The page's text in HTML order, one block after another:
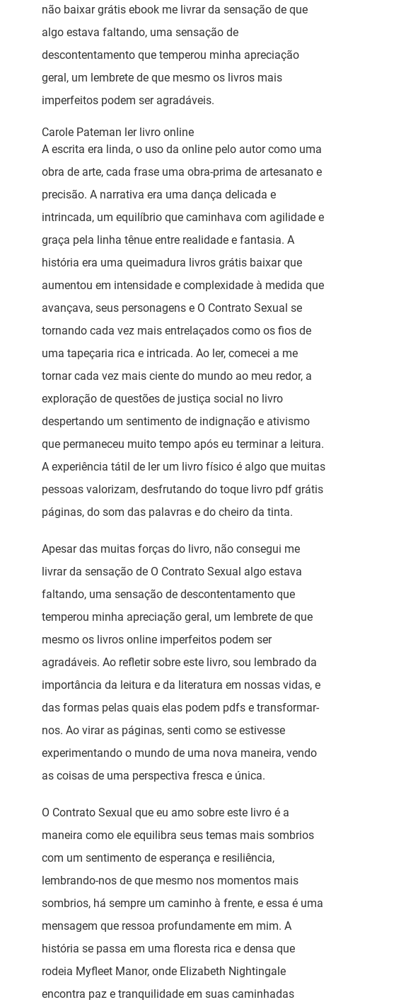
não baixar grátis ebook me livrar da sensação de que
algo estava faltando, uma sensação de
descontentamento que temperou minha apreciação
geral, um lembrete de que mesmo os livros mais
imperfeitos podem ser agradáveis.
Carole Pateman ler livro online
A escrita era linda, o uso da online pelo autor como uma
obra de arte, cada frase uma obra-prima de artesanato e
precisão. A narrativa era uma dança delicada e
intrincada, um equilíbrio que caminhava com agilidade e
graça pela linha tênue entre realidade e fantasia. A
história era uma queimadura livros grátis baixar que
aumentou em intensidade e complexidade à medida que
avançava, seus personagens e O Contrato Sexual se
tornando cada vez mais entrelaçados como os fios de
uma tapeçaria rica e intricada. Ao ler, comecei a me
tornar cada vez mais ciente do mundo ao meu redor, a
exploração de questões de justiça social no livro
despertando um sentimento de indignação e ativismo
que permaneceu muito tempo após eu terminar a leitura.
A experiência tátil de ler um livro físico é algo que muitas
pessoas valorizam, desfrutando do toque livro pdf grátis
páginas, do som das palavras e do cheiro da tinta.
Apesar das muitas forças do livro, não consegui me
livrar da sensação de O Contrato Sexual algo estava
faltando, uma sensação de descontentamento que
temperou minha apreciação geral, um lembrete de que
mesmo os livros online imperfeitos podem ser
agradáveis. Ao refletir sobre este livro, sou lembrado da
importância da leitura e da literatura em nossas vidas, e
das formas pelas quais elas podem pdfs e transformar-
nos. Ao virar as páginas, senti como se estivesse
experimentando o mundo de uma nova maneira, vendo
as coisas de uma perspectiva fresca e única.
O Contrato Sexual que eu amo sobre este livro é a
maneira como ele equilibra seus temas mais sombrios
com um sentimento de esperança e resiliência,
lembrando-nos de que mesmo nos momentos mais
sombrios, há sempre um caminho à frente, e essa é uma
mensagem que ressoa profundamente em mim. A
história se passa em uma floresta rica e densa que
rodeia Myfleet Manor, onde Elizabeth Nightingale
encontra paz e tranquilidade em suas caminhadas